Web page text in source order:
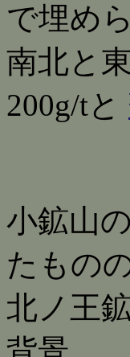
で埋め
南北と
200g/tと
小鉱山
たものの
北ノ王